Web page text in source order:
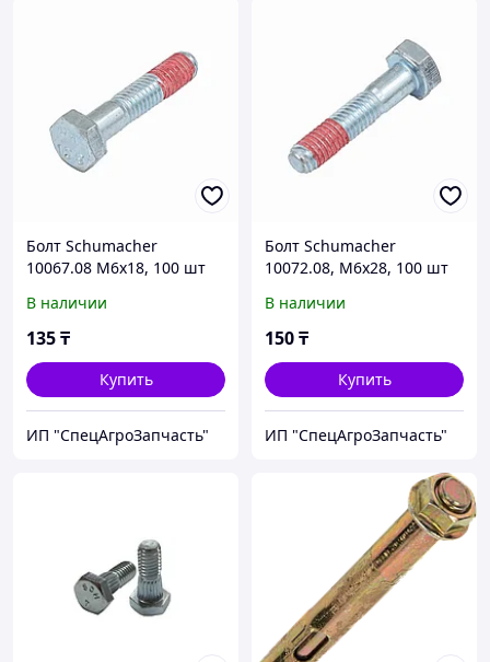
Болт Schumacher
10067.08 М6х18, 100 шт
В наличии
135₸
Купить
ИП "СпецАгроЗапчасть"
Болт Schumacher
10072.08, М6х28, 100 шт
В наличии
150₸
Купить
ИП "СпецАгроЗапчасть"